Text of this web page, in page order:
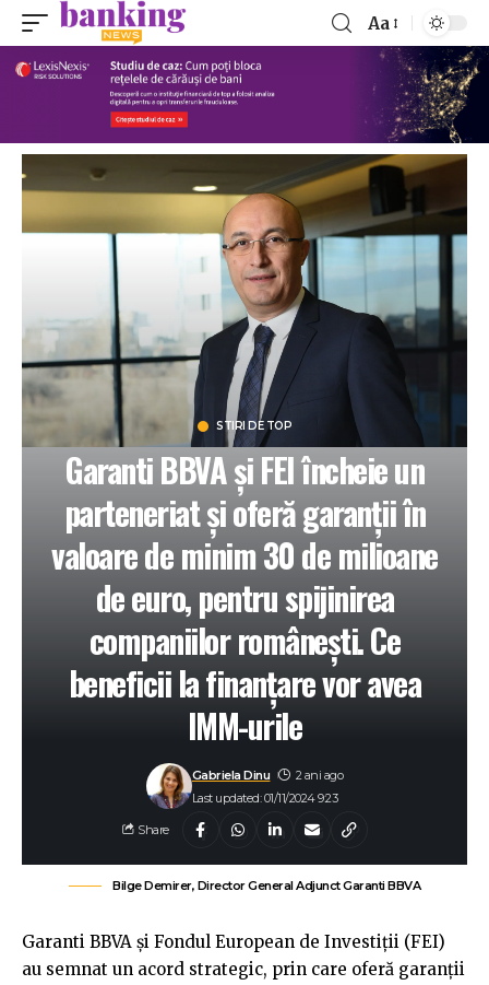
Aa
STIRI DE TOP
Garanti BBVA și FEI încheie un
parteneriat și oferă garanții în
valoare de minim 30 de milioane
de euro, pentru spijinirea
companiilor românești. Ce
beneficii la finanțare vor avea
IMM-urile
Last updated: 01/11/2024 9:23
Gabriela Dinu 2 ani ago
Share
Bilge Demirer, Director General Adjunct Garanti BBVA
Garanti BBVA și Fondul European de Investiții (FEI)
au semnat un acord strategic, prin care oferă garanții